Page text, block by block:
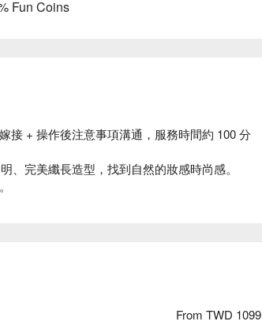
Fun Coins
接 + 操作後注意事項溝通，服務時間約 100 分
、完美纖長造型，找到自然的妝感時尚感。
From TWD 1099